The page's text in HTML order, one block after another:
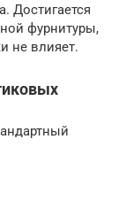
Достигается
фурнитуры,
не влияет.